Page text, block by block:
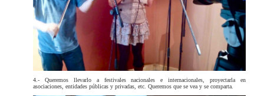
4.- Queremos llevarlo a festivales nacionales e internacionales, proyectarla en
asociaciones, entidades públicas y privadas, etc. Queremos que se vea y se comparta.